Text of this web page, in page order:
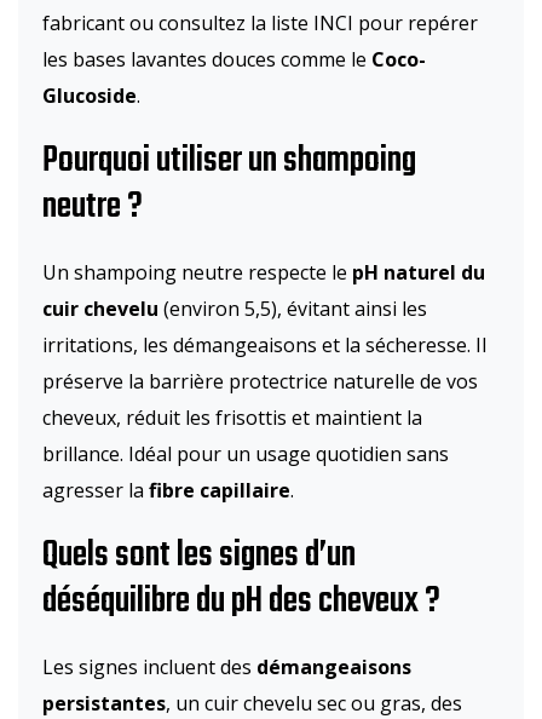
fabricant ou consultez la liste INCI pour repérer
les bases lavantes douces comme le Coco-
Glucoside.
Pourquoi utiliser un shampoing
neutre ?
Un shampoing neutre respecte le pH naturel du
cuir chevelu (environ 5,5), évitant ainsi les
irritations, les démangeaisons et la sécheresse. Il
préserve la barrière protectrice naturelle de vos
cheveux, réduit les frisottis et maintient la
brillance. Idéal pour un usage quotidien sans
agresser la fibre capillaire.
Quels sont les signes d’un
déséquilibre du pH des cheveux ?
Les signes incluent des démangeaisons
persistantes, un cuir chevelu sec ou gras, des